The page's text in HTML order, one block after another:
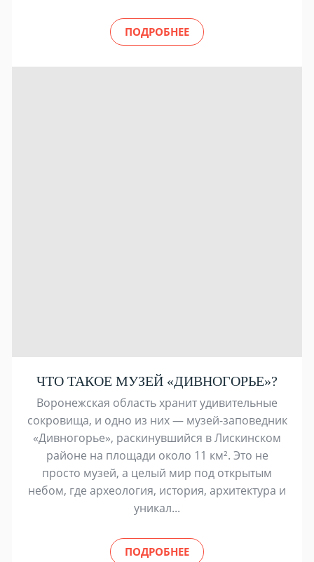
ПОДРОБНЕЕ
ЧТО ТАКОЕ МУЗЕЙ «ДИВНОГОРЬЕ»?
Воронежская область хранит удивительные
сокровища, и одно из них — музей-заповедник
«Дивногорье», раскинувшийся в Лискинском
районе на площади около 11 км². Это не
просто музей, а целый мир под открытым
небом, где археология, история, архитектура и
уникал...
ПОДРОБНЕЕ